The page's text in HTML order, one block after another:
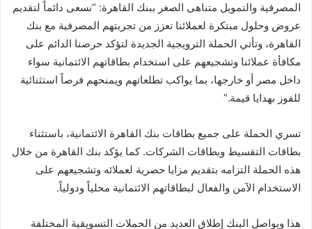
المصرفية والتمويل متناهى الصغر ببنك القاهرة: “نسعى دائماً لتقديم
عروض وحلول مبتكرة لعملائنا تعزز من تجربتهم المصرفية مع بنك
القاهرة، وتأتي الحملة الترويجية الجديدة لتؤكد حرصنا الدائم على
مكافأة عملائنا وتشجيعهم على استخدام بطاقاتهم الائتمانية سواء
داخل مصر أو خارجها، بما يواكب تطلعاتهم ويمنحهم فرصاً استثنائية
للفوز بهدايا قيمة.”
تسري الحملة على جميع بطاقات بنك القاهرة الائتمانية، باستثناء
بطاقات التقسيط وبطاقات الشركات. كما يؤكد بنك القاهرة من خلال
هذه الحملة التزامه بتقديم مزايا حصرية لعملائه وتشجيعهم على
الاستخدام الآمن والفعال لبطاقاتهم الائتمانية محلياً ودولياً.
هذا ويواصل البنك إطلاق العديد من الحملات التسويقية المختلفة